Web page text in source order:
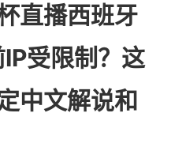
直播西班牙
受限制？这
中文解说和